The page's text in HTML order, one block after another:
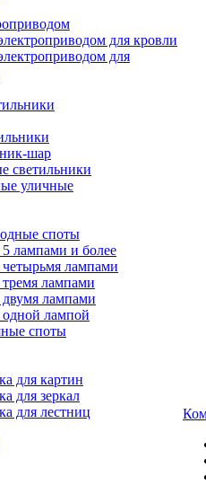
для кровли
для
шар
светильники
уличные
споты
лампами и более
лампами
лампами
лампами
лампой
споты
для картин
для зеркал
для лестниц